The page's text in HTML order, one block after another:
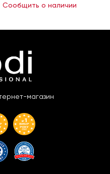
Сообщить о наличии
магазин